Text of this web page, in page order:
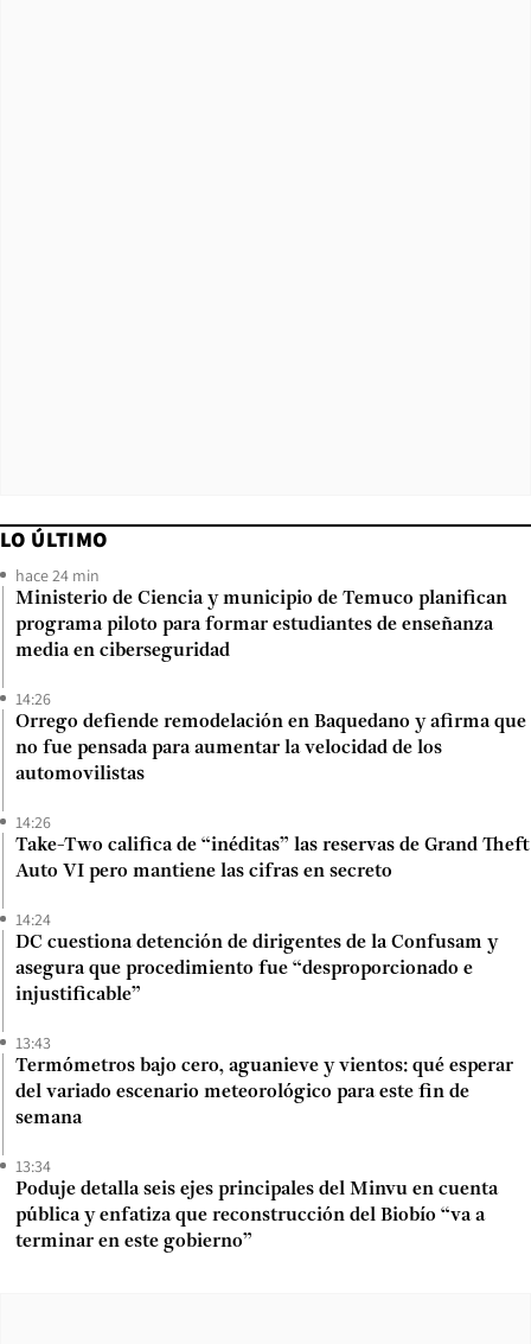
LO ÚLTIMO
hace 24 min
Ministerio de Ciencia y municipio de Temuco planifican
programa piloto para formar estudiantes de enseñanza
media en ciberseguridad
14:26
Orrego defiende remodelación en Baquedano y afirma que
no fue pensada para aumentar la velocidad de los
automovilistas
14:26
Take-Two califica de “inéditas” las reservas de Grand Theft
Auto VI pero mantiene las cifras en secreto
14:24
DC cuestiona detención de dirigentes de la Confusam y
asegura que procedimiento fue “desproporcionado e
injustificable”
13:43
Termómetros bajo cero, aguanieve y vientos: qué esperar
del variado escenario meteorológico para este fin de
semana
13:34
Poduje detalla seis ejes principales del Minvu en cuenta
pública y enfatiza que reconstrucción del Biobío “va a
terminar en este gobierno”